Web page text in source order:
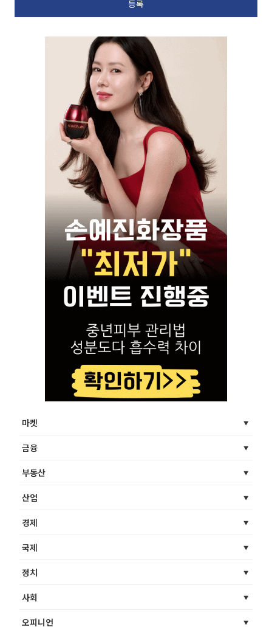
마켓
금융
부동산
산업
경제
국제
정치
사회
오피니언